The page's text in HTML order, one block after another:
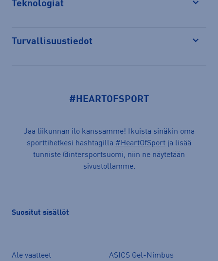
Teknologiat
Turvallisuustiedot
#HEARTOFSPORT
Jaa liikunnan ilo kanssamme! Ikuista sinäkin oma
sporttihetkesi hashtagilla #HeartOfSport ja lisää
tunniste @intersportsuomi, niin ne näytetään
sivustollamme.
Suositut sisällöt
Ale vaatteet
ASICS Gel-Nimbus